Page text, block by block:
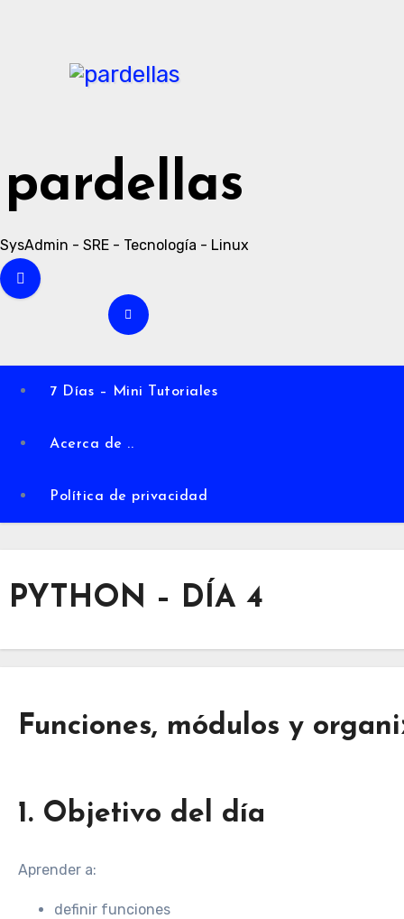
pardellas
SysAdmin - SRE - Tecnología - Linux
7 Días – Mini Tutoriales
Acerca de ..
Política de privacidad
PYTHON – DÍA 4
Funciones, módulos y
1. Objetivo del día
Aprender a:
definir funciones